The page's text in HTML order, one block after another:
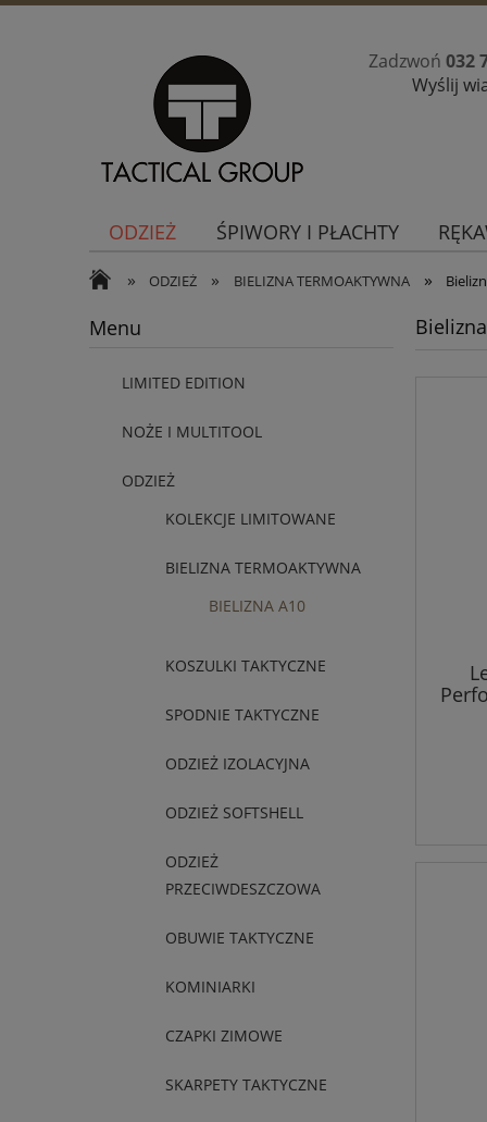
Zadzwoń 032
Wyślij
ODZIEŻ ŚPIWORY I PŁACHTY
» ODZIEŻ » BIELIZNA TERMOAKTYWNA »
Menu
LIMITED EDITION
NOŻE I MULTITOOL
ODZIEŻ
KOLEKCJE LIMITOWANE
BIELIZNA TERMOAKTYWNA
BIELIZNA A10
KOSZULKI TAKTYCZNE
SPODNIE TAKTYCZNE
ODZIEŻ IZOLACYJNA
ODZIEŻ SOFTSHELL
ODZIEŻ
PRZECIWDESZCZOWA
OBUWIE TAKTYCZNE
KOMINIARKI
CZAPKI ZIMOWE
SKARPETY TAKTYCZNE